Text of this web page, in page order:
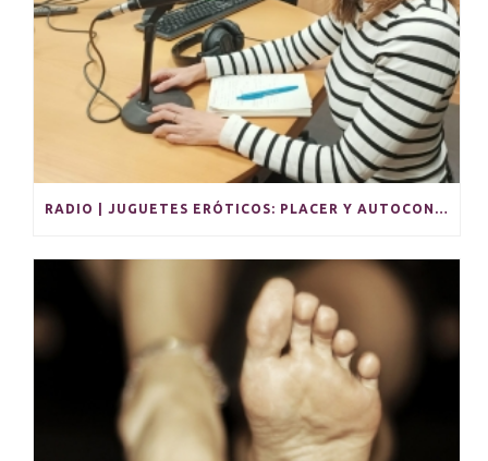
RADIO | JUGUETES ERÓTICOS: PLACER Y AUTOCONOCIMIENTO EN SOLITARIO Y PARA PAREJAS